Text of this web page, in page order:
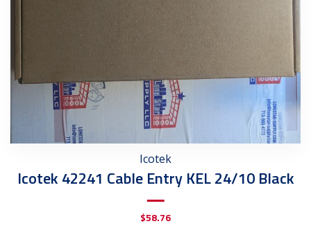
Icotek
Icotek 42241 Cable Entry KEL 24/10 Black
$58.76